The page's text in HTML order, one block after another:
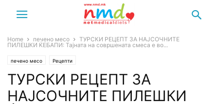
Home печено месо
ТУРСКИ РЕЦЕПТ ЗА НАЈСОЧНИТЕ
ПИЛЕШКИ ЌЕБАПИ: Тајната на совршената смеса е во...
печено месо Рецепти
ТУРСКИ РЕЦЕПТ ЗА
НАЈСОЧНИТЕ ПИЛЕШКИ